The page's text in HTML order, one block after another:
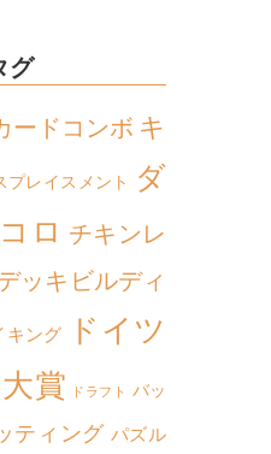
グ
ードコンボ キ
プレイスメント
ダ
ロ チキンレ
ッキビルディ
キング
ドイツ
賞
ドラフト バッ
ティング パズル